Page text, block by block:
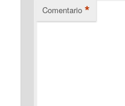
Comentario *